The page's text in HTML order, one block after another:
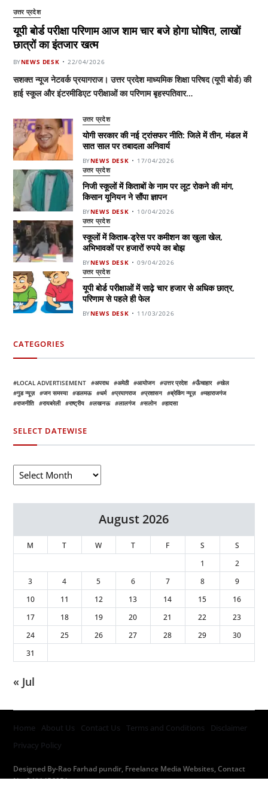
उत्तर प्रदेश
यूपी बोर्ड परीक्षा परिणाम आज शाम चार बजे होगा घोषित, लाखों
छात्रों का इंतजार खत्म
BYNEWS DESK 22/04/2026
सशक्त न्यूज नेटवर्क प्रयागराज। उत्तर प्रदेश माध्यमिक शिक्षा परिषद (यूपी बोर्ड) की
हाई स्कूल और इंटरमीडिएट परीक्षाओं का परिणाम बृहस्पतिवार…
उत्तर प्रदेश
योगी सरकार की नई ट्रांसफर नीति: जिले में तीन, मंडल में
सात साल पर तबादला अनिवार्य
BYNEWS DESK 17/04/2026
उत्तर प्रदेश
निजी स्कूलों में किताबों के नाम पर लूट रोकने की मांग,
किसान यूनियन ने सौंपा ज्ञापन
BYNEWS DESK 10/04/2026
उत्तर प्रदेश
स्कूलों में किताब-ड्रेस पर कमीशन का खुला खेल,
अभिभावकों पर हजारों रुपये का बोझ
BYNEWS DESK 09/04/2026
उत्तर प्रदेश
यूपी बोर्ड परीक्षाओं में साढ़े चार हजार से अधिक छात्र,
परिणाम से पहले ही फेल
BYNEWS DESK 11/03/2026
CATEGORIES
LOCAL ADVERTISEMENT अपराध अमेठी आयोजन उत्तर प्रदेश ऊँचाहार
खेल
गुड न्यूज़
जन समस्या डलमऊ धर्म प्रयागराज प्रशासन ब्रेकिंग न्यूज़
महाराजगंज
राजनीति
रायबरेली राष्ट्रीय लखनऊ लालगंज सलोन हादसा
SELECT DATEWISE
August 2026
M T W T F S
S
1
2
3
4 5 6 7 8
9
10
11 12 13 14 15
16
17
18 19 20 21 22
23
24
25 26 27 28 29
30
31
« Jul
Designed By-Rao Farhad pundir, Freelance Media Websites, Contact
No. 9411456051
Home About Us Contact Us Terms and Conditions
Disclaimer
Privacy Policy